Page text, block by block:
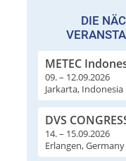
DIE
METEC
09. – 12.09.2026
Jarkarta, Indonesia
DVS
14. – 15.09.2026
Erlangen, Germany